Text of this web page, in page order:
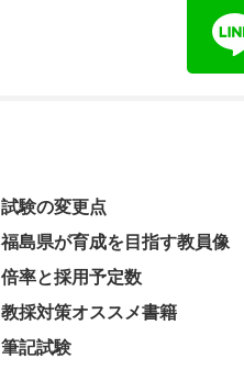
試験の変更点
福島県が育成を目指す教員像
倍率と採用予定数
教採対策オススメ書籍
筆記試験